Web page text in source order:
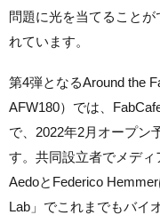
問題に光を当てること
れています。
第4弾となるAround the
AFW180）では、
で、2022年2月オープン
す。共同設立者でメデ
AedoとFederico
Lab」でこれまでもバイ